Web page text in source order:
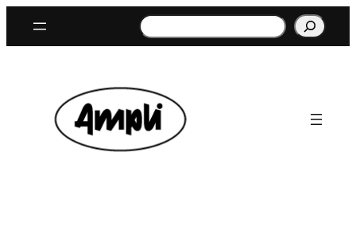
Rechercher